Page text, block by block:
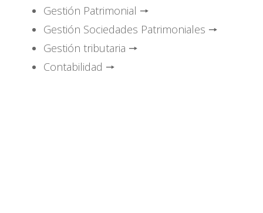
Gestión Patrimonial 🠖
Gestión Sociedades Patrimoniales 🠖
Gestión tributaria 🠖
Contabilidad 🠖